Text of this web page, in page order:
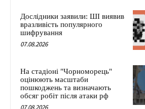
Дослідники заявили: ШІ виявив
вразливість популярного
шифрування
07.08.2026
На стадіоні "Чорноморець"
оцінюють масштаби
пошкоджень та визначають
обсяг робіт після атаки рф
07.08.2026